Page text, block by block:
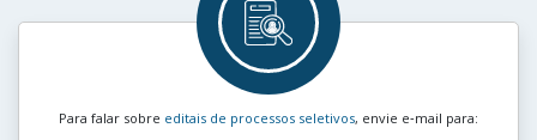
Para falar sobre editais de processos seletivos, envie e‑mail para: